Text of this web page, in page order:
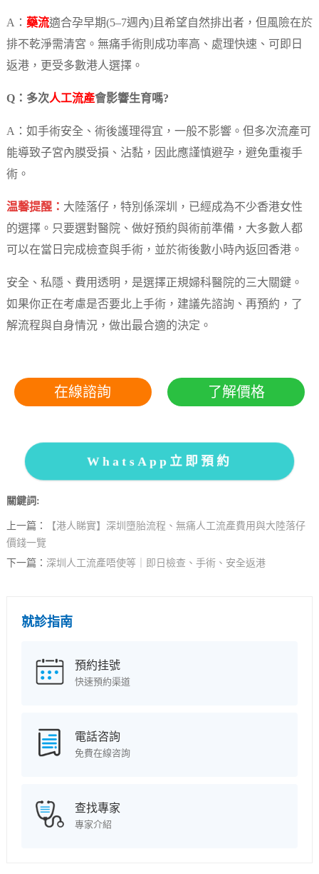
A： 藥流適合孕早期(5–7週內)且希望自然排出者，但風險在於
排不乾淨需清宮。無痛手術則成功率高、處理快速、可即日
返港，更受多數港人選擇。
Q：多次人工流產會影響生育嗎?
A：如手術安全、術後護理得宜，一般不影響。但多次流產可
能導致子宮內膜受損、沾黏，因此應謹慎避孕，避免重複手
術。
温馨提醒： 大陸落仔，特別係深圳，已經成為不少香港女性
的選擇。只要選對醫院、做好預約與術前準備，大多數人都
可以在當日完成檢查與手術，並於術後數小時內返回香港。
安全、私隱、費用透明，是選擇正規婦科醫院的三大關鍵。
如果你正在考慮是否要北上手術，建議先諮詢、再預約，了
解流程與自身情況，做出最合適的決定。
在線諮詢 了解價格
WhatsApp立即預約
關鍵詞:
上一篇：
【港人睇實】深圳墮胎流程、無痛人工流產費用與大陸落仔
價錢一覽
下一篇： 深圳人工流產唔使等｜即日檢查、手術、安全返港
就診指南
預約挂號
快速預約渠道
電話咨詢
免費在線咨詢
查找專家
專家介紹